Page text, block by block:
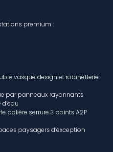
premium :
vasque design et robinetterie
par panneaux rayonnants
palière serrure 3 points A2P
paysagers d’exception